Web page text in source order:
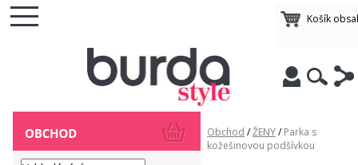
Košík
Obchod /ŽENY/ Parka s
kožešinovou podšívkou